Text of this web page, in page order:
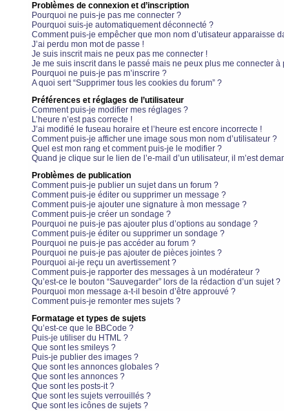
Problèmes de connexion et d’inscription
Pourquoi ne puis-je pas me connecter ?
Pourquoi suis-je automatiquement déconnecté ?
Comment puis-je empêcher que mon nom d’utisateur apparaisse
J’ai perdu mon mot de passe !
Je suis inscrit mais ne peux pas me connecter !
Je me suis inscrit dans le passé mais ne peux plus me connecter à
Pourquoi ne puis-je pas m’inscrire ?
A quoi sert “Supprimer tous les cookies du forum” ?
Préférences et réglages de l’utilisateur
Comment puis-je modifier mes réglages ?
L’heure n’est pas correcte !
J’ai modifié le fuseau horaire et l’heure est encore incorrecte !
Comment puis-je afficher une image sous mon nom d’utilisateur ?
Quel est mon rang et comment puis-je le modifier ?
Quand je clique sur le lien de l’e-mail d’un utilisateur, il m’est
Problèmes de publication
Comment puis-je publier un sujet dans un forum ?
Comment puis-je éditer ou supprimer un message ?
Comment puis-je ajouter une signature à mon message ?
Comment puis-je créer un sondage ?
Pourquoi ne puis-je pas ajouter plus d’options au sondage ?
Comment puis-je éditer ou supprimer un sondage ?
Pourquoi ne puis-je pas accéder au forum ?
Pourquoi ne puis-je pas ajouter de pièces jointes ?
Pourquoi ai-je reçu un avertissement ?
Comment puis-je rapporter des messages à un modérateur ?
Qu’est-ce le bouton “Sauvegarder” lors de la rédaction d’un sujet ?
Pourquoi mon message a-t-il besoin d’être approuvé ?
Comment puis-je remonter mes sujets ?
Formatage et types de sujets
Qu’est-ce que le BBCode ?
Puis-je utiliser du HTML ?
Que sont les smileys ?
Puis-je publier des images ?
Que sont les annonces globales ?
Que sont les annonces ?
Que sont les posts-it ?
Que sont les sujets verrouillés ?
Que sont les icônes de sujets ?